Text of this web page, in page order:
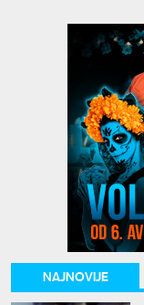
NAJNOVIJE